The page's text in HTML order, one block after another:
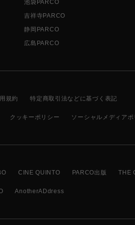
池袋PARCO
吉祥寺PARCO
静岡PARCO
広島PARCO
規約 特定商取引法などに基づく表記
クッキーポリシー ソーシャルメディアポ
CINE QUINTO PARCO出版 THE
AnotherADdress